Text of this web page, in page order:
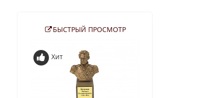
БЫСТРЫЙ ПРОСМОТР
Хит